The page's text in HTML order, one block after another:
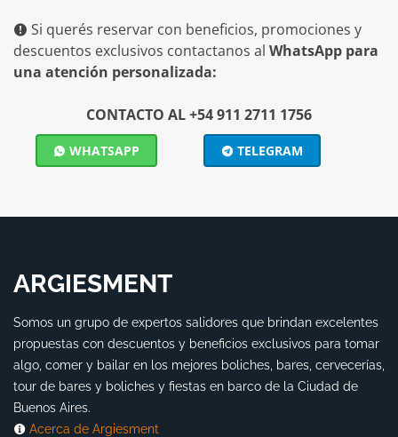
Si querés reservar con beneficios, promociones y
descuentos exclusivos contactanos al WhatsApp para
una atención personalizada:
CONTACTO AL +54 911 2711 1756
WHATSAPP TELEGRAM
ARGIESMENT
Somos un grupo de expertos salidores que brindan excelentes
propuestas con descuentos y beneficios exclusivos para tomar
algo, comer y bailar en los mejores boliches, bares, cervecerías,
tour de bares y boliches y fiestas en barco de la Ciudad de
Buenos Aires.
Acerca de Argiesment